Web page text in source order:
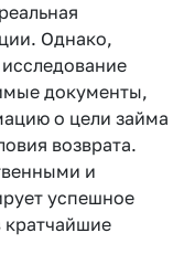
Однако,
документы,
о цели займа
возврата.
и
успешное